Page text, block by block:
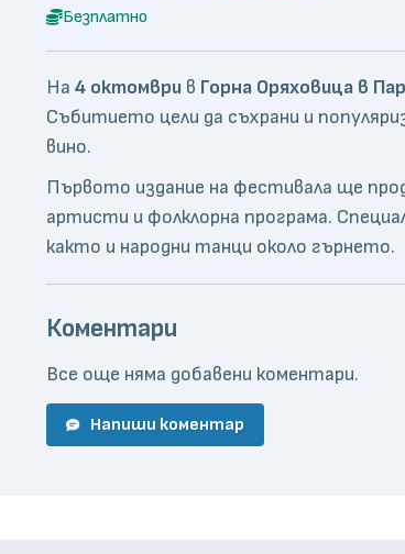
Безплатно
На 4 октомври в Горна Оряховица в
Събитието цели да съхрани и
вино.
Първото издание на фестивала ще
артисти и фолклорна програма.
както и народни танци около гърнето.
Коментари
Все още няма добавени коментари.
Напиши коментар